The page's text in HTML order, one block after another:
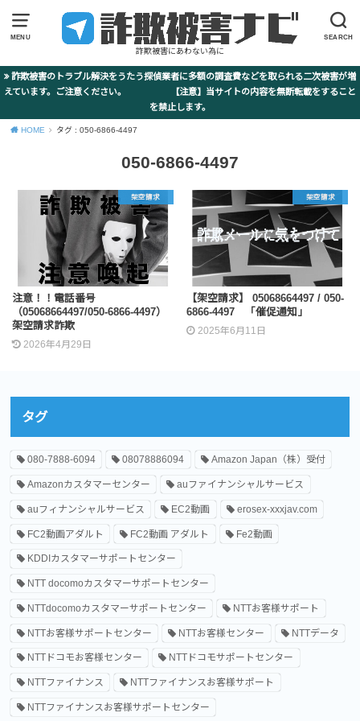
MENU SEARCH
詐欺被害にあわない為に
詐欺被害のトラブル解決をうたう探偵業者に多額の調査費などを取られる二次被害が増
えています。ご注意ください。 【注意】当サイトの内容を無断転載をすること
を禁止します。
HOME タグ : 050-6866-4497
050-6866-4497
架空請求
注意！！電話番号
（05068664497/050-6866-4497）
架空請求詐欺
2026年4月29日
架空請求
【架空請求】 05068664497 / 050-
6866-4497 「催促通知」
2025年6月11日
タグ
080-7888-6094 08078886094 Amazon Japan（株）受付
Amazonカスタマーセンター auファイナンシャルサービス
auフィナンシャルサービス EC2動画 erosex-xxxjav.com
FC2動画アダルト FC2動画 アダルト Fe2動画
KDDIカスタマーサポートセンター
NTT docomoカスタマーサポートセンター
NTTdocomoカスタマーサポートセンター NTTお客様サポート
NTTお客様サポートセンター NTTお客様センター NTTデータ
NTTドコモお客様センター NTTドコモサポートセンター
NTTファイナンス NTTファイナンスお客様サポート
NTTファイナンスお客様サポートセンター